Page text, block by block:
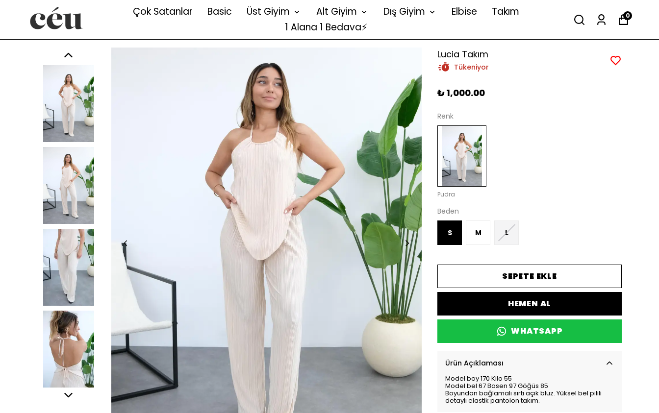
Çok Satanlar Basic Üst Giyim Alt Giyim Dış Giyim Elbise
Takım
1 Alana 1 Bedava⚡
0
Lucia Takım
Tükeniyor
₺ 1,000.00
Renk
Pudra
Beden
S M L
SEPETE EKLE
HEMEN AL
WHATSAPP
Ürün Açıklaması
Model boy 170 Kilo 55
Model bel 67 Basen 97 Göğüs 85
Boyundan bağlamalı sırtı açık bluz. Yüksel bel pilili
detaylı elastik pantolon takım.